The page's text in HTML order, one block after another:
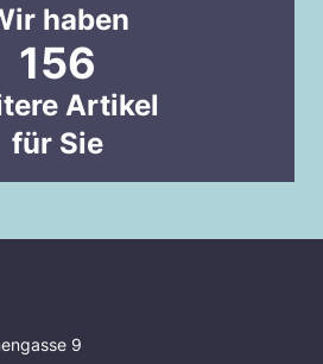
haben
156
Artikel
für Sie
9